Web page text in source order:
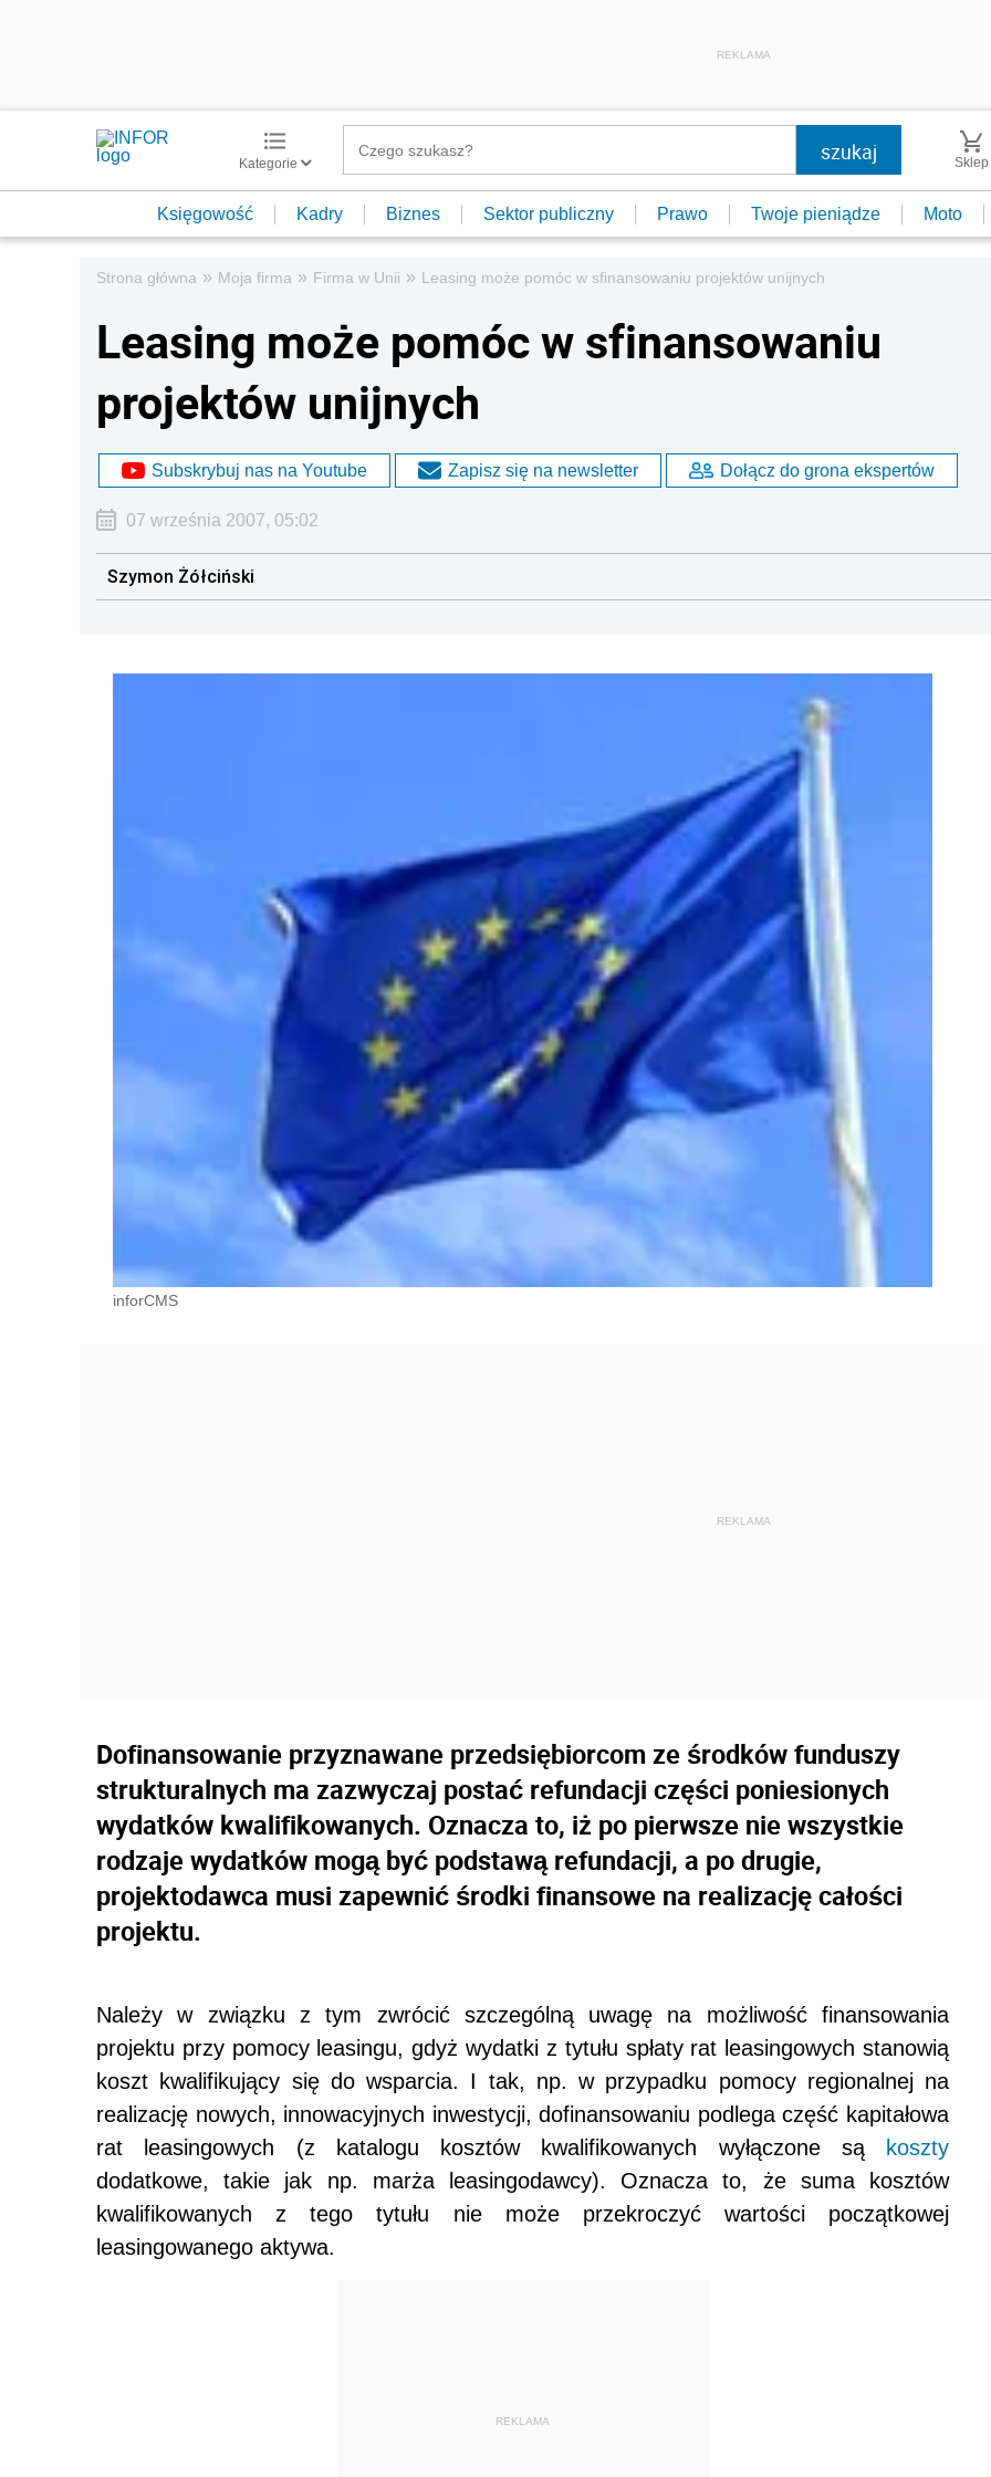
REKLAMA
Kategorie Sklep
Księgowość Kadry Biznes Sektor publiczny Prawo Twoje pieniądze Moto
Strona główna » Moja firma » Firma w Unii » Leasing może pomóc w sfinansowaniu projektów unijnych
Leasing może pomóc w sfinansowaniu
projektów unijnych
Subskrybuj nas na Youtube Zapisz się na newsletter Dołącz do grona ekspertów
07 września 2007, 05:02
Szymon Żółciński
inforCMS
Dofinansowanie przyznawane przedsiębiorcom ze środków funduszy
strukturalnych ma zazwyczaj postać refundacji części poniesionych
wydatków kwalifikowanych. Oznacza to, iż po pierwsze nie wszystkie
rodzaje wydatków mogą być podstawą refundacji, a po drugie,
projektodawca musi zapewnić środki finansowe na realizację całości
projektu.
Należy w związku z tym zwrócić szczególną uwagę na możliwość finansowania
projektu przy pomocy leasingu, gdyż wydatki z tytułu spłaty rat leasingowych stanowią
koszt kwalifikujący się do wsparcia. I tak, np. w przypadku pomocy regionalnej na
realizację nowych, innowacyjnych inwestycji, dofinansowaniu podlega część kapitałowa
rat leasingowych (z katalogu kosztów kwalifikowanych wyłączone są
koszty
dodatkowe, takie jak np. marża leasingodawcy). Oznacza to, że suma kosztów
kwalifikowanych z tego tytułu nie może przekroczyć wartości początkowej
leasingowanego aktywa.
REKLAMA